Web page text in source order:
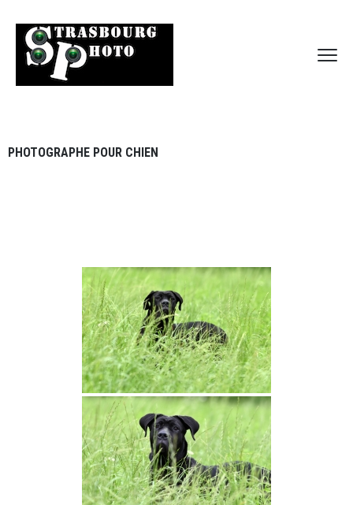
PHOTOGRAPHE POUR CHIEN